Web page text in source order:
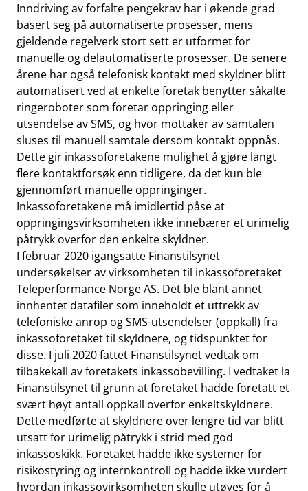
Inndriving av forfalte pengekrav har i økende grad
basert seg på automatiserte prosesser, mens
gjeldende regelverk stort sett er utformet for
manuelle og delautomatiserte prosesser. De senere
årene har også telefonisk kontakt med skyldner blitt
automatisert ved at enkelte foretak benytter såkalte
ringeroboter som foretar oppringing eller
utsendelse av SMS, og hvor mottaker av samtalen
sluses til manuell samtale dersom kontakt oppnås.
Dette gir inkassoforetakene mulighet å gjøre langt
flere kontaktforsøk enn tidligere, da det kun ble
gjennomført manuelle oppringinger.
Inkassoforetakene må imidlertid påse at
oppringingsvirksomheten ikke innebærer et urimelig
påtrykk overfor den enkelte skyldner.
I februar 2020 igangsatte Finanstilsynet
undersøkelser av virksomheten til inkassoforetaket
Teleperformance Norge AS. Det ble blant annet
innhentet datafiler som inneholdt et uttrekk av
telefoniske anrop og SMS-utsendelser (oppkall) fra
inkassoforetaket til skyldnere, og tidspunktet for
disse. I juli 2020 fattet Finanstilsynet vedtak om
tilbakekall av foretakets inkassobevilling. I vedtaket la
Finanstilsynet til grunn at foretaket hadde foretatt et
svært høyt antall oppkall overfor enkeltskyldnere.
Dette medførte at skyldnere over lengre tid var blitt
utsatt for urimelig påtrykk i strid med god
inkassoskikk. Foretaket hadde ikke systemer for
risikostyring og internkontroll og hadde ikke vurdert
hvordan inkassovirksomheten skulle utøves for å